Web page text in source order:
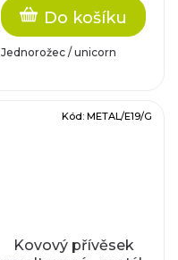
Do košíku
Jednorožec / unicorn
Kovový přívěsek
Kód: METAL/E19/G